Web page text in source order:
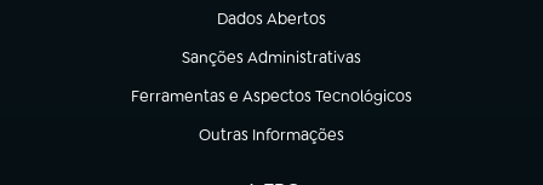
Dados Abertos
(abre em nova aba)
Sanções Administrativas
(abre em nova aba)
Ferramentas e Aspectos Tecnológicos
(abre em nova aba)
Outras Informações
(abre em nova aba)